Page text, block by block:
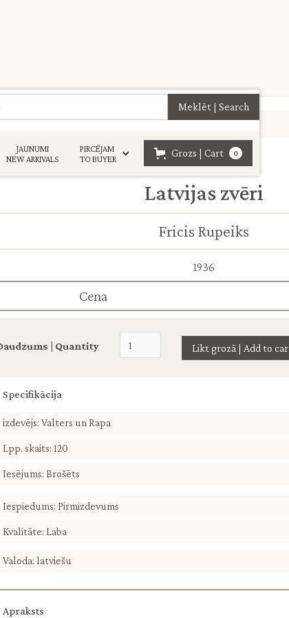
JAUNUMI
NEW ARRIVALS
PIRCĒJAM
TO BUYER
Grozs | Cart 0
Latvijas zvēri
Fricis Rupeiks
1936
Cena
| Quantity
Specifikācija
izdevējs: Valters un Rapa
Lpp. skaits: 120
Iesējums: Brošēts
Iespiedums: Pirmizdevums
Kvalitāte: Laba
Valoda: latviešu
Apraksts